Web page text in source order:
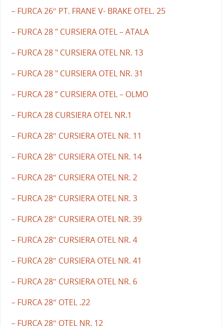
– FURCA 26″ PT. FRANE V- BRAKE OTEL. 25
– FURCA 28 " CURSIERA OTEL – ATALA
– FURCA 28 " CURSIERA OTEL NR. 13
– FURCA 28 " CURSIERA OTEL NR. 31
– FURCA 28 ” CURSIERA OTEL – OLMO
– FURCA 28 CURSIERA OTEL NR.1
– FURCA 28″ CURSIERA OTEL NR. 11
– FURCA 28″ CURSIERA OTEL NR. 14
– FURCA 28″ CURSIERA OTEL NR. 2
– FURCA 28″ CURSIERA OTEL NR. 3
– FURCA 28″ CURSIERA OTEL NR. 39
– FURCA 28″ CURSIERA OTEL NR. 4
– FURCA 28″ CURSIERA OTEL NR. 41
– FURCA 28″ CURSIERA OTEL NR. 6
– FURCA 28″ OTEL .22
– FURCA 28″ OTEL NR. 12